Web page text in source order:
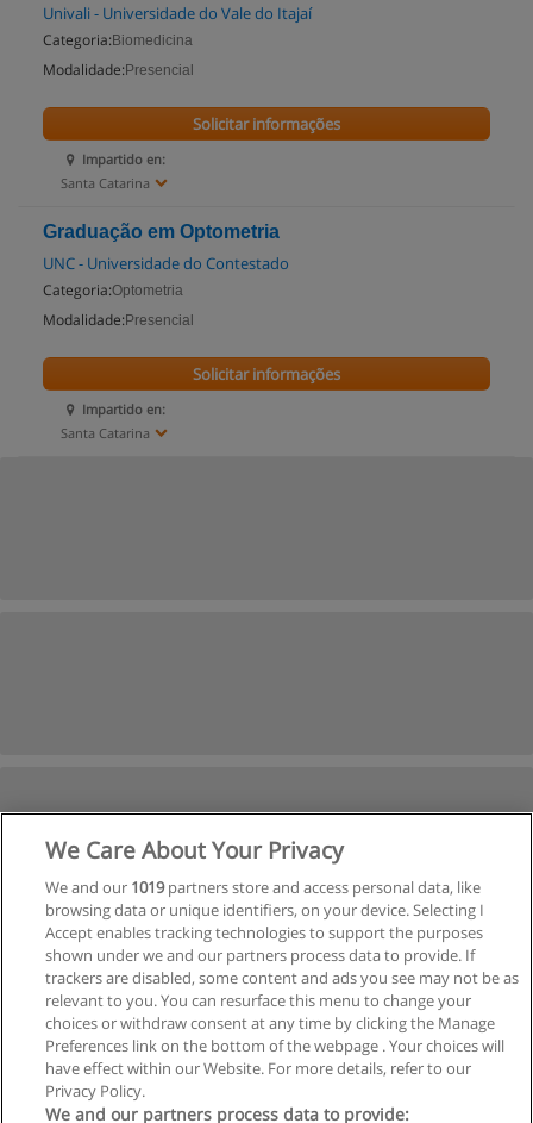
Univali - Universidade do Vale do Itajaí
Categoria: Biomedicina
Modalidade: Presencial
Impartido en:
Santa Catarina
Solicitar informações
Graduação em Optometria
UNC - Universidade do Contestado
Categoria:Optometria
Modalidade: Presencial
Impartido en:
Santa Catarina
Solicitar informações
Próxima
Página1de4
Regras de uso
We Care About Your Privacy
We and our 1019partners store and access personal data, like
browsing data or unique identifiers, on your device. Selecting I
Accept enables tracking technologies to support the purposes
shown under we and our partners process data to provide. If
trackers are disabled, some content and ads you see may not be as
relevant to you. You can resurface this menu to change your
choices or withdraw consent at any time by clicking the Manage
Preferences link on the bottom of the webpage . Your choices will
have effect within our Website. For more details, refer to our
Privacy Policy.
We and our partners process data to provide: